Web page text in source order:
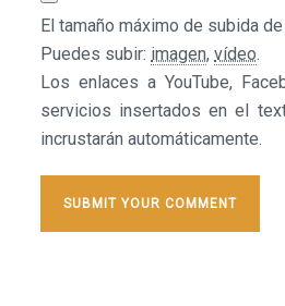
El tamaño máximo de subida
Puedes subir: imagen,vídeo.
Los enlaces a YouTube,
servicios insertados en el
incrustarán automáticamente.